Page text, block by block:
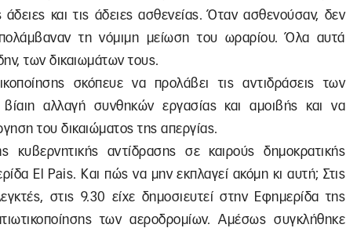
άδειες και τις άδειες ασθενείας. Όταν ασθενούσαν, δεν
τη νόμιμη μείωση του ωραρίου. Όλα αυτά
των δικαιωμάτων τους.
σκόπευε να προλάβει τις αντιδράσεις των
αλλαγή συνθηκών εργασίας και αμοιβής και να
του δικαιώματος της απεργίας.
κυβερνητικής αντίδρασης σε καιρούς δημοκρατικής
El Pais. Και πώς να μην εκπλαγεί ακόμη κι αυτή; Στις
στις 9.30 είχε δημοσιευτεί στην Εφημερίδα της
των αεροδρομίων. Αμέσως συγκλήθηκε